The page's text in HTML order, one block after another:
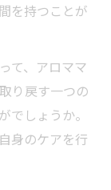
を持つことが
て、アロママ
り戻す一つの
でしょうか。
身のケアを行